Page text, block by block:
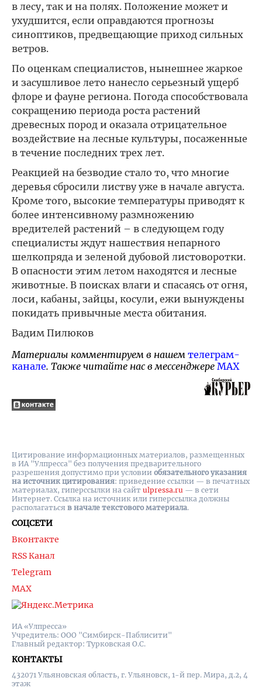
в лесу, так и на полях. Положение может и
ухудшится, если оправдаются прогнозы
синоптиков, предвещающие приход сильных
ветров.
По оценкам специалистов, нынешнее жаркое
и засушливое лето нанесло серьезный ущерб
флоре и фауне региона. Погода способствовала
сокращению периода роста растений
древесных пород и оказала отрицательное
воздействие на лесные культуры, посаженные
в течение последних трех лет.
Реакцией на безводие стало то, что многие
деревья сбросили листву уже в начале августа.
Кроме того, высокие температуры приводят к
более интенсивному размножению
вредителей растений – в следующем году
специалисты ждут нашествия непарного
шелкопряда и зеленой дубовой листоворотки.
В опасности этим летом находятся и лесные
животные. В поисках влаги и спасаясь от огня,
лоси, кабаны, зайцы, косули, ежи вынуждены
покидать привычные места обитания.
Вадим Пилюков
Материалы комментируем в нашем телеграм-
канале. Также читайте нас в мессенджере MAX
ИА «Улпресса»
Учредитель: ООО "Симбирск-Паблисити"
Главный редактор: Турковская О.С.
КОНТАКТЫ
432071 Ульяновская область, г. Ульяновск, 1-й пер. Мира, д.2, 4
этаж
СОЦСЕТИ
Вконтакте
RSS Канал
Telegram
MAX
Цитирование информационных материалов, размещенных
в ИА "Улпресса" без получения предварительного
разрешения допустимо при условии обязательного указания
на источник цитирования: приведение ссылки — в печатных
материалах, гиперссылки на cайт ulpressa.ru — в сети
Интернет. Ссылка на источник или гиперссылка должны
располагаться в начале текстового материала.